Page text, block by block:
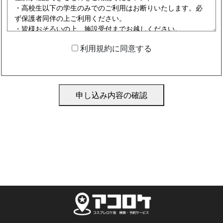
利用規約に同意する
申し込み内容の確認